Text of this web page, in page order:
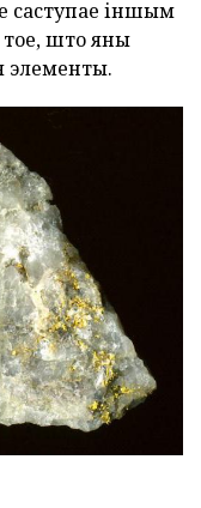
саступае іншым
тое, што яны
элементы.